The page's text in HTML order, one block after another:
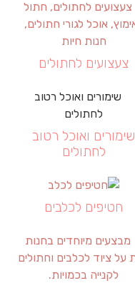
צעצועים לחתולים
שימורים ואוכל רטוב
לחתולים
חטיפים לכלבים